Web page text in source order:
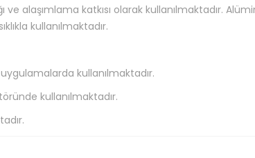
alaşımlama katkısı olarak kullanılmaktadır.
kullanılmaktadır.
kullanılmaktadır.
kullanılmaktadır.